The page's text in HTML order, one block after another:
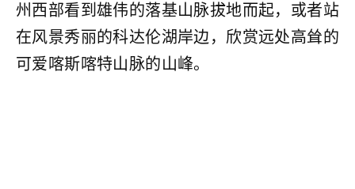
州西部看到雄伟的落基山脉拔地而起，或者站
在风景秀丽的科达伦湖岸边，欣赏远处高耸的
可爱喀斯喀特山脉的山峰。